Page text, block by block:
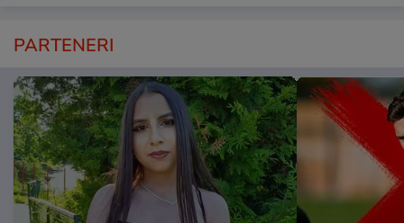
PARTENERI